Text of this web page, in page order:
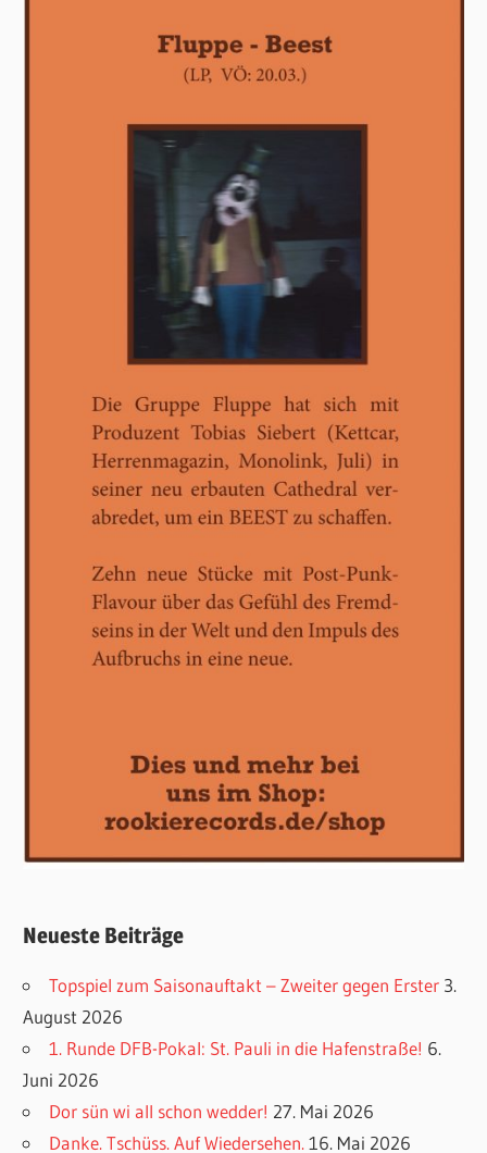
Neueste Beiträge
Topspiel zum Saisonauftakt – Zweiter gegen Erster 3.
August 2026
1. Runde DFB-Pokal: St. Pauli in die Hafenstraße! 6.
Juni 2026
Dor sün wi all schon wedder! 27. Mai 2026
Danke. Tschüss. Auf Wiedersehen. 16. Mai 2026